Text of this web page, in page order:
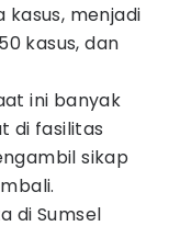
menjadi
kasus, dan
ini banyak
di fasilitas
sikap
di Sumsel